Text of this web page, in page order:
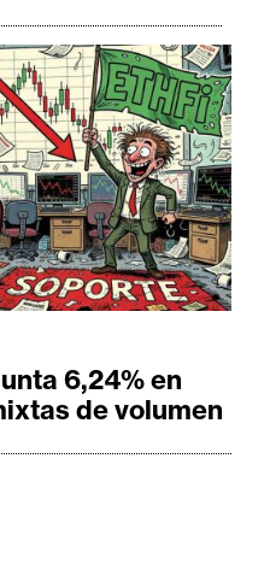
6,24% en
de volumen